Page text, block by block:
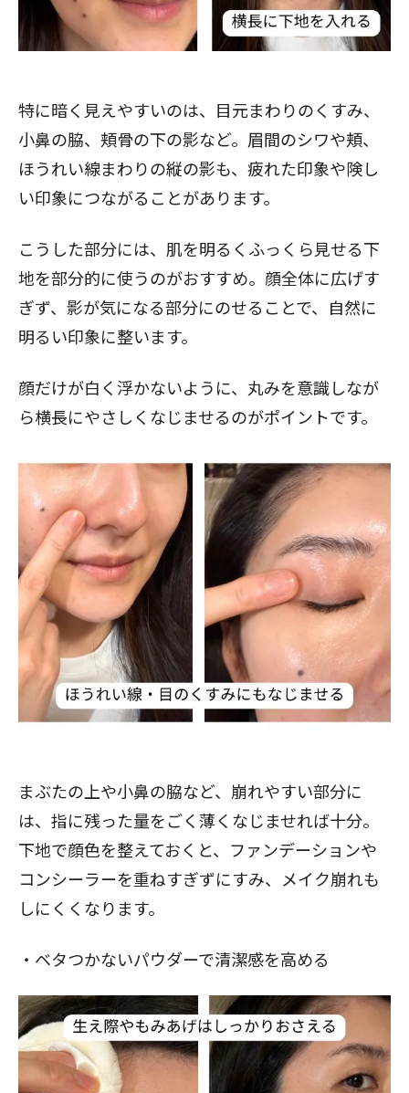
特に暗く見えやすいのは、目元まわりのくすみ、
小鼻の脇、頬骨の下の影など。眉間のシワや頬、
ほうれい線まわりの縦の影も、疲れた印象や険し
い印象につながることがあります。
こうした部分には、肌を明るくふっくら見せる下
地を部分的に使うのがおすすめ。顔全体に広げす
ぎず、影が気になる部分にのせることで、自然に
明るい印象に整います。
顔だけが白く浮かないように、丸みを意識しなが
ら横長にやさしくなじませるのがポイントです。
まぶたの上や小鼻の脇など、崩れやすい部分に
は、指に残った量をごく薄くなじませれば十分。
下地で顔色を整えておくと、ファンデーションや
コンシーラーを重ねすぎずにすみ、メイク崩れも
しにくくなります。
・ベタつかないパウダーで清潔感を高める